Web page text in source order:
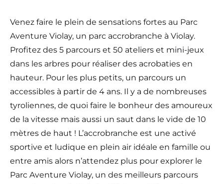
Venez faire le plein de sensations fortes au Parc
Aventure Violay, un parc accrobranche à Violay.
Profitez des 5 parcours et 50 ateliers et mini-jeux
dans les arbres pour réaliser des acrobaties en
hauteur. Pour les plus petits, un parcours un
accessibles à partir de 4 ans. Il y a de nombreuses
tyroliennes, de quoi faire le bonheur des amoureux
de la vitesse mais aussi un saut dans le vide de 10
mètres de haut ! L’accrobranche est une activé
sportive et ludique en plein air idéale en famille ou
entre amis alors n’attendez plus pour explorer le
Parc Aventure Violay, un des meilleurs parcours